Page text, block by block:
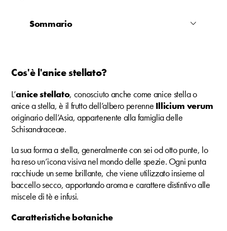
Sommario
Cos'è l'anice stellato?
L’anice stellato, conosciuto anche come anice stella o
anice a stella, è il frutto dell’albero perenne Illicium verum
originario dell’Asia, appartenente alla famiglia delle
Schisandraceae.
La sua forma a stella, generalmente con sei od otto punte, lo
ha reso un’icona visiva nel mondo delle spezie. Ogni punta
racchiude un seme brillante, che viene utilizzato insieme al
baccello secco, apportando aroma e carattere distintivo alle
miscele di tè e infusi.
Caratteristiche botaniche